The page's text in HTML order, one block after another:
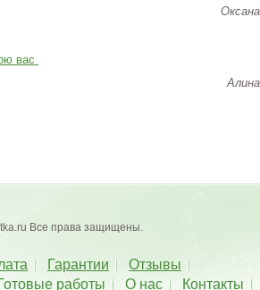
Оксана
вас
Алина
Все права защищены.
Гарантии
Отзывы
работы О нас Контакты